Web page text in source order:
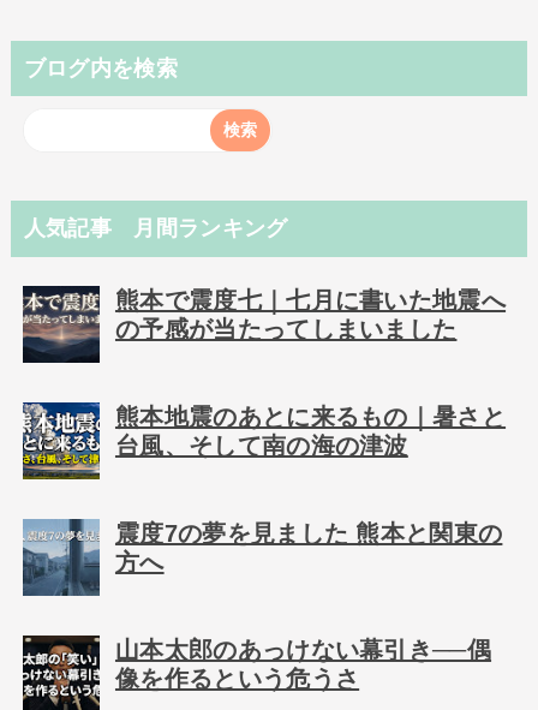
ブログ内を検索
人気記事 月間ランキング
熊本で震度七｜七月に書いた地震へ
の予感が当たってしまいました
熊本地震のあとに来るもの｜暑さと
台風、そして南の海の津波
震度7の夢を見ました 熊本と関東の
方へ
山本太郎のあっけない幕引き──偶
像を作るという危うさ